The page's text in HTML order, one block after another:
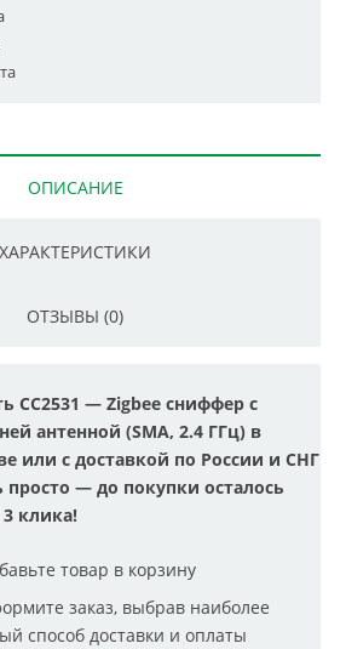
ОПИСАНИЕ
ХАРАКТЕРИСТИКИ
ОТЗЫВЫ (0)
CC2531 — Zigbee сниффер с
антенной (SMA, 2.4 ГГц) в
или с доставкой по России и СНГ
просто — до покупки осталось
3 клика!
товар в корзину
заказ, выбрав наиболее
способ доставки и оплаты